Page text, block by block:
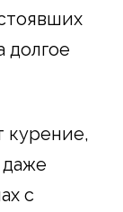
долгое
курение,
даже
с